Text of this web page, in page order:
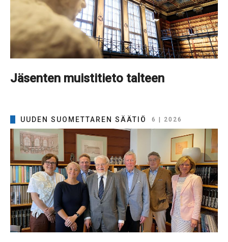
Jäsenten muistitieto talteen
UUDEN SUOMETTAREN SÄÄTIÖ 6 | 2026